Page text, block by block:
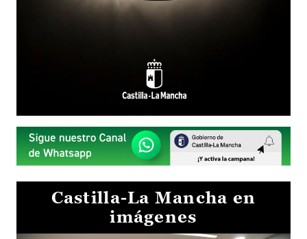
Castilla-La Mancha en
imágenes